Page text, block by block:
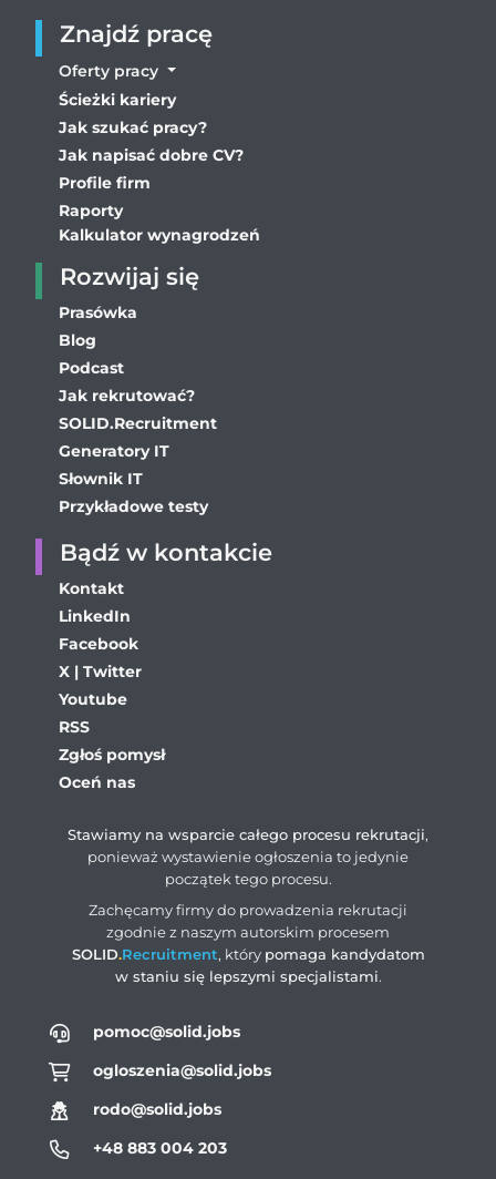
pomoc@solid.jobs
ogloszenia@solid.jobs
rodo@solid.jobs
+48 883 004 203
Znajdź pracę
Oferty pracy
Ścieżki kariery
Jak szukać pracy?
Jak napisać dobre CV?
Profile firm
Raporty
Kalkulator wynagrodzeń
Rozwijaj się
Prasówka
Blog
Podcast
Jak rekrutować?
SOLID.Recruitment
Generatory IT
Słownik IT
Przykładowe testy
Bądź w kontakcie
Kontakt
LinkedIn
Facebook
X | Twitter
Youtube
RSS
Zgłoś pomysł
Oceń nas
Stawiamy na wsparcie całego procesu rekrutacji,
ponieważ wystawienie ogłoszenia to jedynie
początek tego procesu.
Zachęcamy firmy do prowadzenia rekrutacji
zgodnie z naszym autorskim procesem
SOLID.Recruitment, który pomaga kandydatom
w staniu się lepszymi specjalistami.